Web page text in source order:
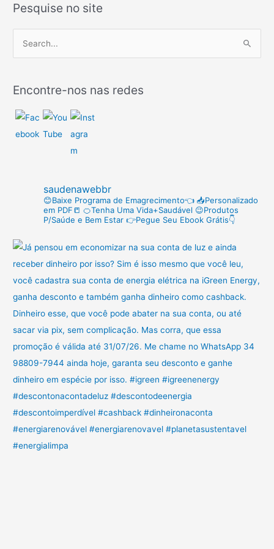
Pesquise no site
q
u
:
Encontre-nos nas redes
saudenawebbr
😊Baixe Programa de Emagrecimento👈 📥Personalizado
em PDF📒 🍊Tenha Uma Vida+Saudável 😉Produtos
P/Saúde e Bem Estar 👉Pegue Seu Ebook Grátis👇